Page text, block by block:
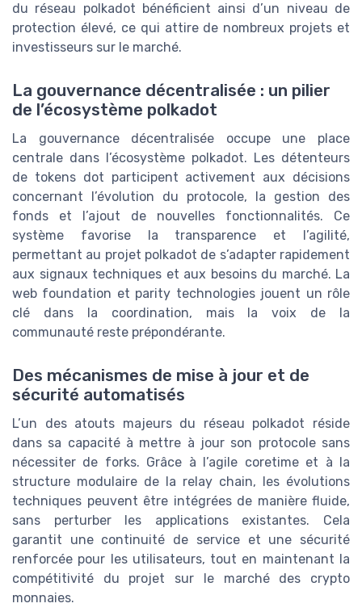
du réseau polkadot bénéficient ainsi d’un niveau de
protection élevé, ce qui attire de nombreux projets et
investisseurs sur le marché.
La gouvernance décentralisée : un pilier
de l’écosystème polkadot
La gouvernance décentralisée occupe une place
centrale dans l’écosystème polkadot. Les détenteurs
de tokens dot participent activement aux décisions
concernant l’évolution du protocole, la gestion des
fonds et l’ajout de nouvelles fonctionnalités. Ce
système favorise la transparence et l’agilité,
permettant au projet polkadot de s’adapter rapidement
aux signaux techniques et aux besoins du marché. La
web foundation et parity technologies jouent un rôle
clé dans la coordination, mais la voix de la
communauté reste prépondérante.
Des mécanismes de mise à jour et de
sécurité automatisés
L’un des atouts majeurs du réseau polkadot réside
dans sa capacité à mettre à jour son protocole sans
nécessiter de forks. Grâce à l’agile coretime et à la
structure modulaire de la relay chain, les évolutions
techniques peuvent être intégrées de manière fluide,
sans perturber les applications existantes. Cela
garantit une continuité de service et une sécurité
renforcée pour les utilisateurs, tout en maintenant la
compétitivité du projet sur le marché des crypto
monnaies.